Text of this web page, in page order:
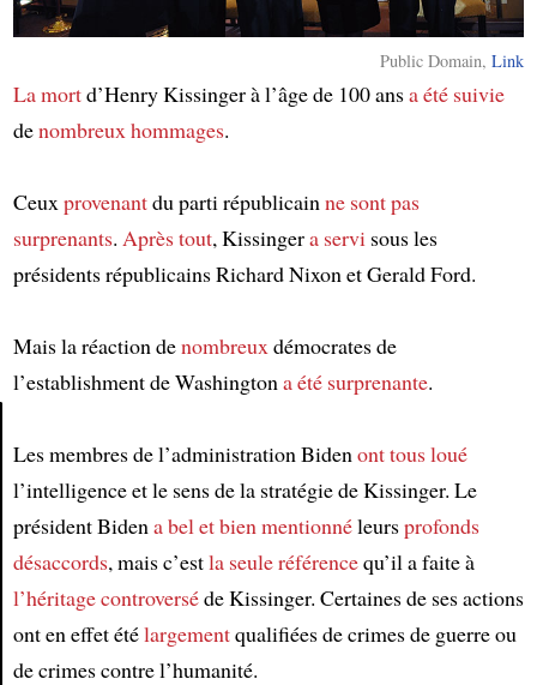
Public Domain,Link
La mortd’Henry Kissinger à l’âge de 100 ansa été suivie
denombreux hommages.
Ceuxprovenantdu parti républicainne sont pas
surprenants. Après tout, Kissingera servisous les
présidents républicains Richard Nixon et Gerald Ford.
Mais la réaction denombreuxdémocrates de
l’establishment de Washingtona été surprenante.
Les membres de l’administration Bidenont tous loué
l’intelligence et le sens de la stratégie de Kissinger. Le
président Bidena bel et bien mentionnéleursprofonds
désaccords, mais c’estla seule référencequ’il a faite à
l’héritage controverséde Kissinger. Certaines de ses actions
ont en effet étélargementqualifiées de crimes de guerre ou
de crimes contre l’humanité.